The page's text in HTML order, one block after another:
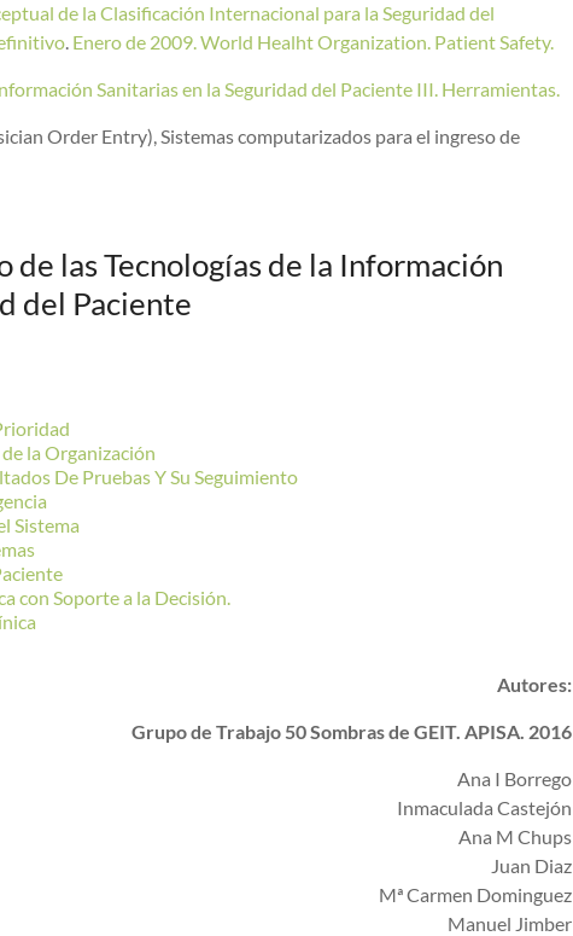
de la Clasificación Internacional para la Seguridad del
. Enero de 2009. World Healht Organization. Patient Safety.
Sanitarias en la Seguridad del Paciente III. Herramientas.
Order Entry), Sistemas computarizados para el ingreso de
de las Tecnologías de la Información
del Paciente
la Organización
De Pruebas Y Su Seguimiento
Sistema
con Soporte a la Decisión.
Autores:
Grupo de Trabajo 50 Sombras de GEIT. APISA. 2016
Ana I Borrego
Inmaculada Castejón
Ana M Chups
Juan Diaz
Mª Carmen Dominguez
Manuel Jimber